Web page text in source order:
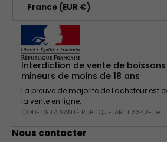
France (EUR €)
Interdiction de vente de
mineurs de moins de 18 ans
La preuve de majorité de l'acheteur est
la vente en ligne.
CODE DE LA SANTÉ PUBLIQUE, ART.L.3342-1
Nous contacter